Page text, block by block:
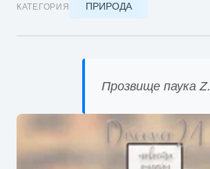
КАТЕГОРИЯ ПРИРОДА
Прозвище паука Z.